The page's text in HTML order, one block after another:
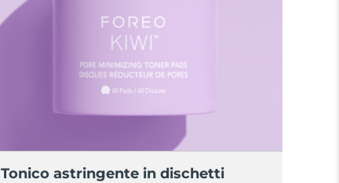
Tonico astringente in dischetti